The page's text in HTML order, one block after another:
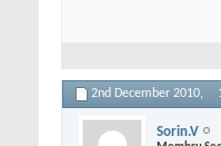
2nd December 2010,
Sorin.V